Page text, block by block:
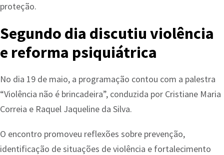
proteção.
Segundo dia discutiu violência
e reforma psiquiátrica
No dia 19 de maio, a programação contou com a palestra
“Violência não é brincadeira”, conduzida por Cristiane Maria
Correia e Raquel Jaqueline da Silva.
O encontro promoveu reflexões sobre prevenção,
identificação de situações de violência e fortalecimento